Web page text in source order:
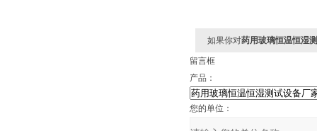
如果你对药用玻璃恒温恒湿
留言框
产品：
您的单位：